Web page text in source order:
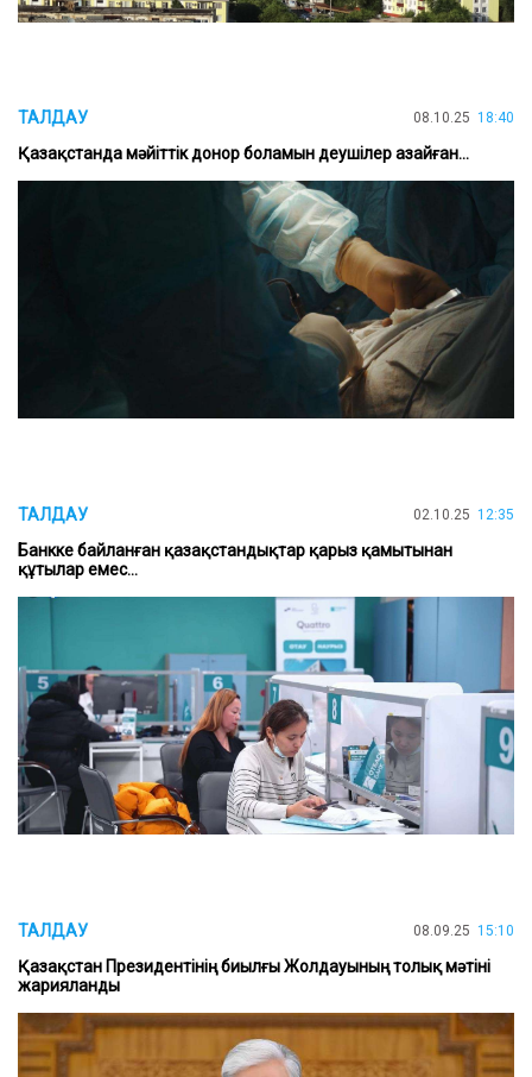
ТАЛДАУ 08.10.25 18:40
Қазақстанда мәйіттік донор боламын деушілер азайған...
ТАЛДАУ 02.10.25 12:35
Банкке байланған қазақстандықтар қарыз қамытынан
құтылар емес...
ТАЛДАУ 08.09.25 15:10
Қазақстан Президентінің биылғы Жолдауының толық мәтіні
жарияланды